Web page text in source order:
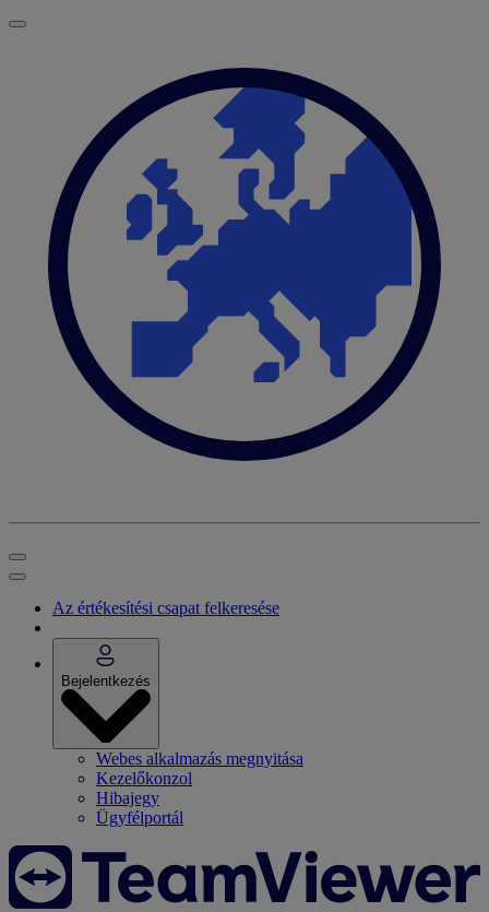
Az értékesítési csapat felkeresése
Bejelentkezés
Webes alkalmazás megnyitása
Kezelőkonzol
Hibajegy
Ügyfélportál